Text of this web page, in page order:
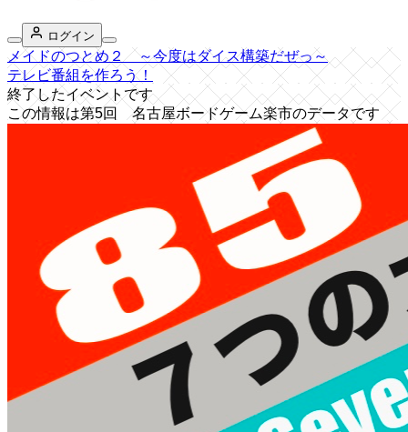
ログイン
メイドのつとめ２ ～今度はダイス構築だぜっ～
テレビ番組を作ろう！
終了したイベントです
この情報は第5回 名古屋ボードゲーム楽市のデータです